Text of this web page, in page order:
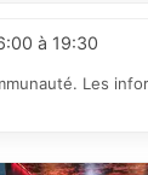
à 19:30
Les